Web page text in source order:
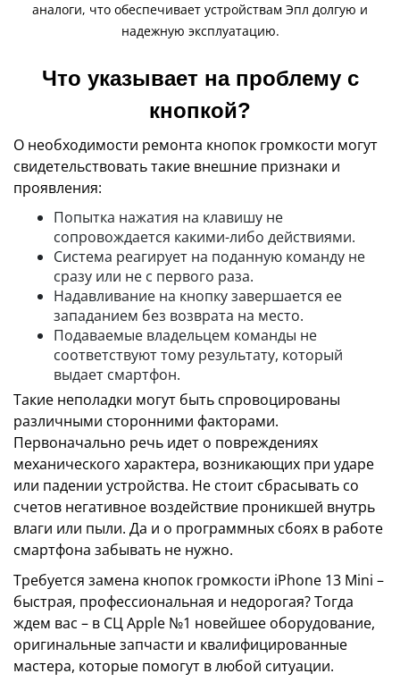
аналоги, что обеспечивает устройствам Эпл долгую и
надежную эксплуатацию.
Что указывает на проблему с
кнопкой?
О необходимости ремонта кнопок громкости могут
свидетельствовать такие внешние признаки и
проявления:
Попытка нажатия на клавишу не
сопровождается какими-либо действиями.
Система реагирует на поданную команду не
сразу или не с первого раза.
Надавливание на кнопку завершается ее
западанием без возврата на место.
Подаваемые владельцем команды не
соответствуют тому результату, который
выдает смартфон.
Такие неполадки могут быть спровоцированы
различными сторонними факторами.
Первоначально речь идет о повреждениях
механического характера, возникающих при ударе
или падении устройства. Не стоит сбрасывать со
счетов негативное воздействие проникшей внутрь
влаги или пыли. Да и о программных сбоях в работе
смартфона забывать не нужно.
Требуется замена кнопок громкости iPhone 13 Mini –
быстрая, профессиональная и недорогая? Тогда
ждем вас – в СЦ Apple №1 новейшее оборудование,
оригинальные запчасти и квалифицированные
мастера, которые помогут в любой ситуации.